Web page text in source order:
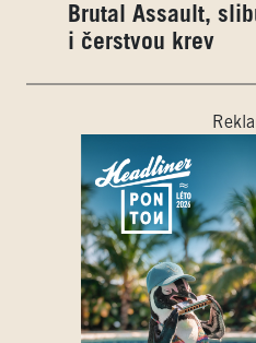
Brutal Assault,
i čerstvou krev